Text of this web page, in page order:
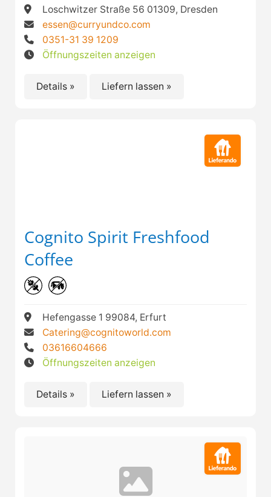
Loschwitzer Straße 56 01309, Dresden
essen@curryundco.com
0351-31 39 1209
Öffnungszeiten anzeigen
Details » Liefern lassen »
Cognito Spirit Freshfood
Coffee
Hefengasse 1 99084, Erfurt
Catering@cognitoworld.com
03616604666
Öffnungszeiten anzeigen
Details » Liefern lassen »